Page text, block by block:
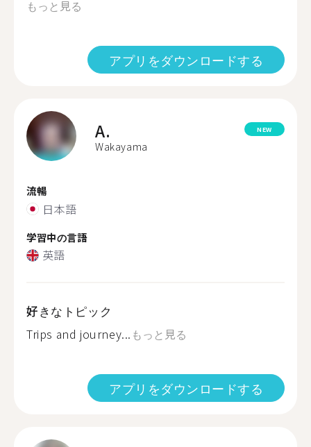
もっと見る
アプリをダウンロードする
A.
Wakayama
NEW
流暢
日本語
学習中の言語
英語
好きなトピック
Trips and journey... もっと見る
アプリをダウンロードする